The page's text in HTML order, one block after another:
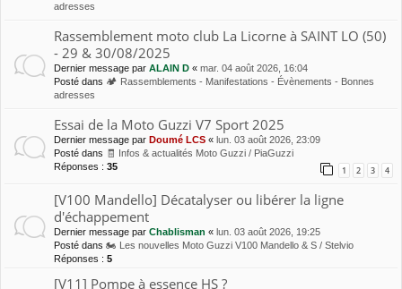
adresses
Rassemblement moto club La Licorne à SAINT LO (50)
- 29 & 30/08/2025
Dernier message par ALAIN D « mar. 04 août 2026, 16:04
Posté dans 🏕 Rassemblements - Manifestations - Évènements - Bonnes
adresses
Essai de la Moto Guzzi V7 Sport 2025
Dernier message par Doumé LCS « lun. 03 août 2026, 23:09
Posté dans 🧾 Infos & actualités Moto Guzzi / PiaGuzzi
Réponses : 35 1 2 3 4
[V100 Mandello] Décatalyser ou libérer la ligne
d'échappement
Dernier message par Chablisman « lun. 03 août 2026, 19:25
Posté dans 🏍 Les nouvelles Moto Guzzi V100 Mandello & S / Stelvio
Réponses : 5
[V11] Pompe à essence HS ?